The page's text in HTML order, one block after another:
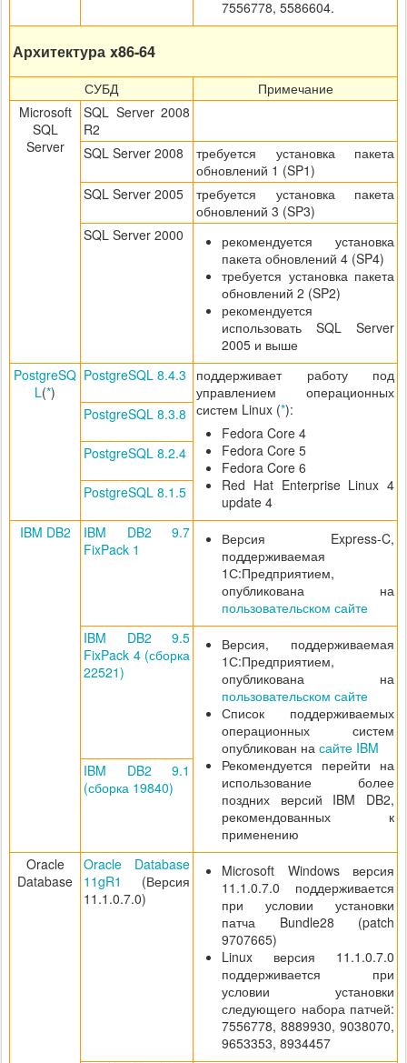
7556778, 5586604.
Архитектура x86-64
СУБД
Примечание
Microsoft
SQL
Server
SQL Server 2008
R2
SQL Server 2008
требуется установка пакета
обновлений 1 (SP1)
SQL Server 2005
требуется установка пакета
обновлений 3 (SP3)
SQL Server 2000
рекомендуется установка
пакета обновлений 4 (SP4)
требуется установка пакета
обновлений 2 (SP2)
рекомендуется
использовать SQL Server
2005 и выше
PostgreSQ
L(*)
PostgreSQL 8.4.3
поддерживает работу под
управлением операционных
систем Linux (*):
Fedora Core 4
Fedora Core 5
Fedora Core 6
Red Hat Enterprise Linux 4
update 4
PostgreSQL 8.3.8
PostgreSQL 8.2.4
PostgreSQL 8.1.5
IBM DB2
IBM DB2 9.7
FixPack 1
Версия Express-C,
поддерживаемая
1С:Предприятием,
опубликована на
пользовательском сайте
IBM DB2 9.5
FixPack 4 (сборка
22521)
Версия, поддерживаемая
1С:Предприятием,
опубликована на
пользовательском сайте
Список поддерживаемых
операционных систем
опубликован на сайте IBM
Рекомендуется перейти на
использование более
поздних версий IBM DB2,
рекомендованных к
применению
IBM DB2 9.1
(сборка 19840)
Oracle
Database
Oracle Database
11gR1
(Версия
11.1.0.7.0)
Microsoft Windows версия
11.1.0.7.0 поддерживается
при условии установки
патча Bundle28 (patch
9707665)
Linux версия 11.1.0.7.0
поддерживается при
условии установки
следующего набора патчей:
7556778, 8889930, 9038070,
9653353, 8934457